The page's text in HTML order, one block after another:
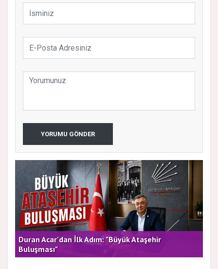
YORUMU GÖNDER
Duran Acar'dan İlk Adım: "Büyük Ataşehir
Buluşması"